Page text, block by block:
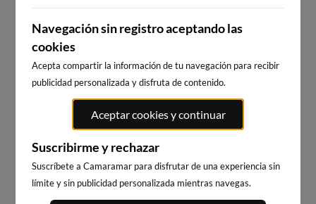
WEBCAM ES RACÓ DE S'ALGA,
SES SALINES
WEBCAMS CERCANAS
Navegación sin registro aceptando las
cookies
Acepta compartir la información de tu navegación para recibir
publicidad personalizada y disfruta de contenido.
Aceptar cookies y continuar
Suscribirme y rechazar
Suscríbete a Camaramar para disfrutar de una experiencia sin
límite y sin publicidad personalizada mientras navegas.